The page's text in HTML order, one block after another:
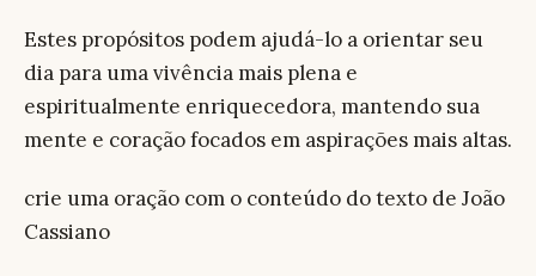
Estes propósitos podem ajudá-lo a orientar seu
dia para uma vivência mais plena e
espiritualmente enriquecedora, mantendo sua
mente e coração focados em aspirações mais altas.
crie uma oração com o conteúdo do texto de João
Cassiano